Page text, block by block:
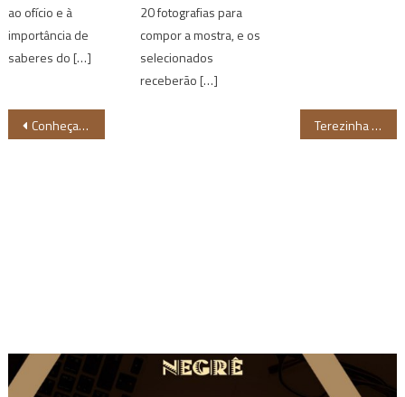
ao ofício e à
importância de
saberes do […]
20 fotografias para
compor a mostra, e os
selecionados
receberão […]
Navegação
Conheça a ação “O Poder Fica Ainda Mais Confortável” da Avon lançada no Carnaval 2024 Terezinha Borges é a mais nova Mestre Artesã da Bahia